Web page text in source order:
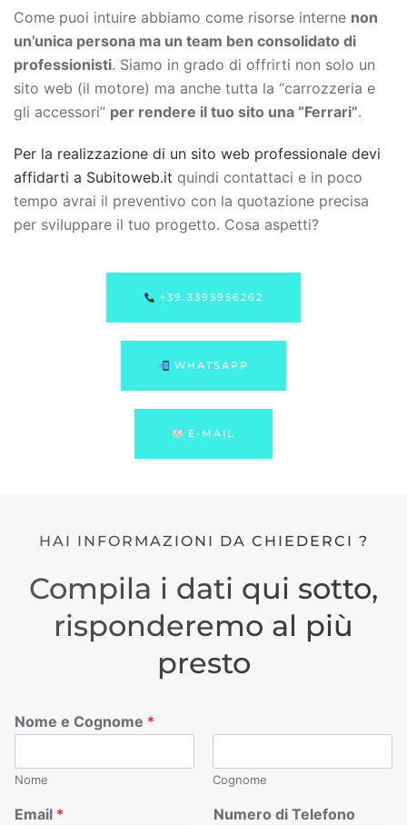
Come puoi intuire abbiamo come risorse interne non
un’unica persona ma un team ben consolidato di
professionisti. Siamo in grado di offrirti non solo un
sito web (il motore) ma anche tutta la “carrozzeria e
gli accessori” per rendere il tuo sito una “Ferrari”.
Per la realizzazione di un sito web professionale devi
affidarti a Subitoweb.it quindi contattaci e in poco
tempo avrai il preventivo con la quotazione precisa
per sviluppare il tuo progetto. Cosa aspetti?
+39.3395956262
WHATSAPP
E-MAIL
HAI INFORMAZIONI DA CHIEDERCI ?
Compila i dati qui sotto,
risponderemo al più
presto
Nome e Cognome *
Nome Cognome
Email * Numero di Telefono